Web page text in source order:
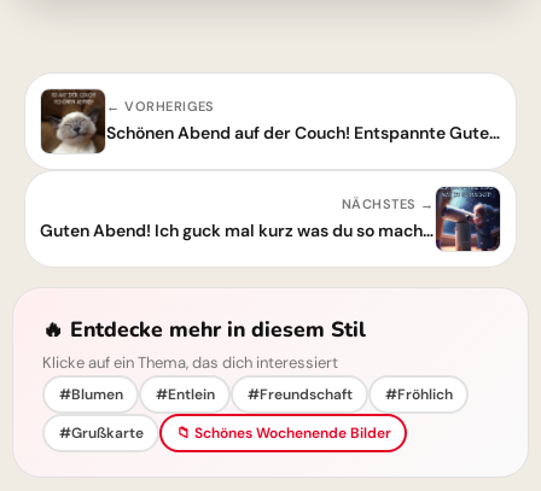
← VORHERIGES
Schönen Abend auf der Couch! Entspannte Guten-Abend-Grüße zum Teilen
NÄCHSTES →
Guten Abend! Ich guck mal kurz was du so machst - Schöner Abend
🔥 Entdecke mehr in diesem Stil
Klicke auf ein Thema, das dich interessiert
#Blumen #Entlein #Freundschaft
#Fröhlich
#Grußkarte
📁 Schönes Wochenende Bilder